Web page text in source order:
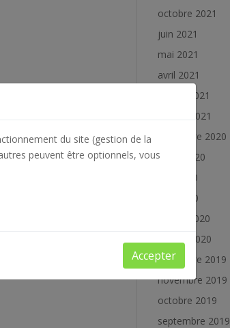
octobre 2021
juin 2021
mai 2021
avril 2021
février 2021
janvier 2021
décembre 2020
juillet 2020
juin 2020
mai 2020
février 2020
janvier 2020
décembre 2019
novembre 2019
octobre 2019
septembre 2019
du site (gestion de la
peuvent être optionnels, vous
Accepter